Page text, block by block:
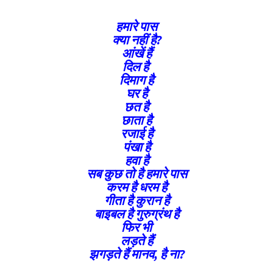
हमारे पास
क्या नहीं है?
आंखें हैं
दिल है
दिमाग है
घर है
छत है
छाता है
रजाई है
पंखा है
हवा है
सब कुछ तो है हमारे पास
करम है धरम है
गीता है कुरान है
बाइबल है गुरुग्रंथ है
फिर भी
लड़ते हैं
झगड़ते हैं मानव, है ना?